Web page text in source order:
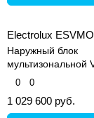
Electrolux
Наружный блок
мультизональной
системы, серия
0 0
1 029 600 руб.